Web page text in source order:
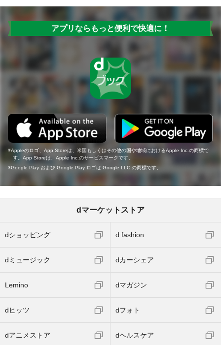
アプリならもっと便利で快適に！
Appleのロゴ、App Storeは、米国もしくはその他の国や地域におけるApple Inc.の商標で
す。App Storeは、Apple Inc.のサービスマークです。
Google Play および Google Play ロゴは Google LLC の商標です。
dマーケットストア
dショッピング d fashion
dミュージック dカーシェア
Lemino dマガジン
dヒッツ dフォト
dアニメストア dヘルスケア